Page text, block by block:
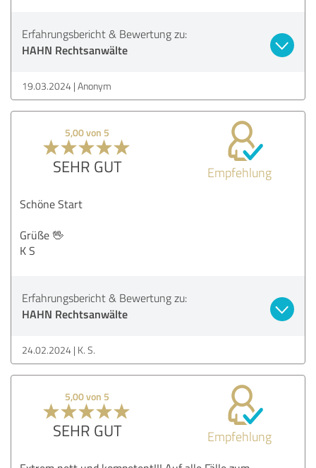
Erfahrungsbericht & Bewertung zu:
HAHN Rechtsanwälte
19.03.2024 Anonym
5,00 von 5
SEHR GUT Empfehlung
Schöne Start
Grüße 🖖
K S
Erfahrungsbericht & Bewertung zu:
HAHN Rechtsanwälte
24.02.2024 K. S.
5,00 von 5
SEHR GUT Empfehlung